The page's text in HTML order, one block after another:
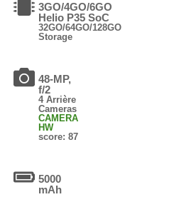
3GO/4GO/6GO
Helio P35 SoC
32GO/64GO/128GO
Storage
48-MP,
f/2
4 Arrière
Cameras
CAMERA
HW
score: 87
5000
mAh